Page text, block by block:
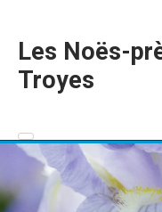
Les Noës-
Troyes